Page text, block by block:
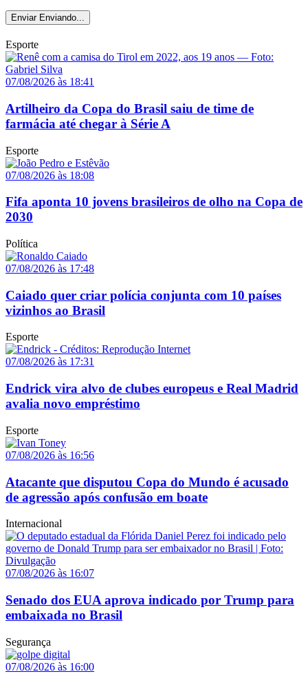
Enviar Enviando...
Esporte
07/08/2026 às 18:41
Artilheiro da Copa do Brasil saiu de time de
farmácia até chegar à Série A
Esporte
07/08/2026 às 18:08
Fifa aponta 10 jovens brasileiros de olho na Copa de
2030
Política
07/08/2026 às 17:48
Caiado quer criar polícia conjunta com 10 países
vizinhos ao Brasil
Esporte
07/08/2026 às 17:31
Endrick vira alvo de clubes europeus e Real Madrid
avalia novo empréstimo
Esporte
07/08/2026 às 16:56
Atacante que disputou Copa do Mundo é acusado
de agressão após confusão em boate
Internacional
07/08/2026 às 16:07
Senado dos EUA aprova indicado por Trump para
embaixada no Brasil
Segurança
07/08/2026 às 16:00